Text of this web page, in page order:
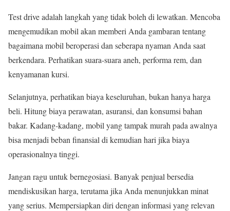
Test drive adalah langkah yang tidak boleh di lewatkan. Mencoba
mengemudikan mobil akan memberi Anda gambaran tentang
bagaimana mobil beroperasi dan seberapa nyaman Anda saat
berkendara. Perhatikan suara-suara aneh, performa rem, dan
kenyamanan kursi.
Selanjutnya, perhatikan biaya keseluruhan, bukan hanya harga
beli. Hitung biaya perawatan, asuransi, dan konsumsi bahan
bakar. Kadang-kadang, mobil yang tampak murah pada awalnya
bisa menjadi beban finansial di kemudian hari jika biaya
operasionalnya tinggi.
Jangan ragu untuk bernegosiasi. Banyak penjual bersedia
mendiskusikan harga, terutama jika Anda menunjukkan minat
yang serius. Mempersiapkan diri dengan informasi yang relevan